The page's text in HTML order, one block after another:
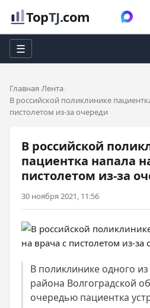
TopTJ.com
☰
Главная Лента
В российской поликлинике
пистолетом из-за очереди
В российской
пациентка напала
пистолетом из-за
30 ноября 2021, 11:56
В поликлинике одного
района Волгоградской
очередью пациентка